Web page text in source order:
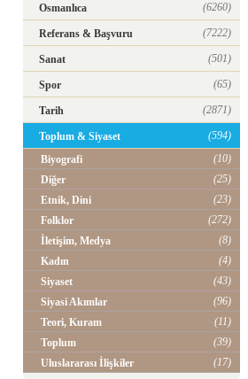
Osmanlıca (6260)
Referans & Başvuru (7222)
Sanat (501)
Spor (65)
Tarih (2871)
Toplum & Siyaset
(594)
Biyografi
(10)
Diğer
(25)
Etnik, Dini
(23)
Folklor
(272)
İletişim, Medya
(8)
Kadın
(4)
Siyaset
(43)
Siyasi Akımlar
(96)
Teori, Kuram
(11)
Toplum
(39)
Uluslararası İlişkiler
(17)